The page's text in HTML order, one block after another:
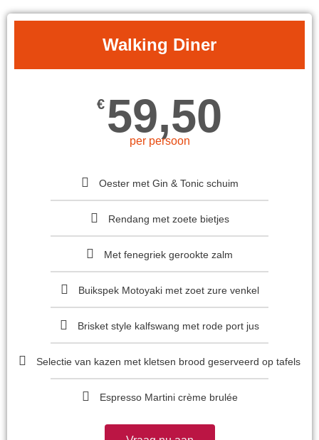
Walking Diner
€ 59,50
per persoon
Oester met Gin & Tonic schuim
Rendang met zoete bietjes
Met fenegriek gerookte zalm
Buikspek Motoyaki met zoet zure venkel
Brisket style kalfswang met rode port jus
Selectie van kazen met kletsen brood geserveerd op tafels
Espresso Martini crème brulée